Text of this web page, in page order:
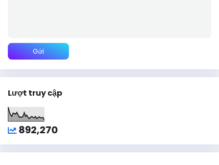
Lượt truy cập
892,270